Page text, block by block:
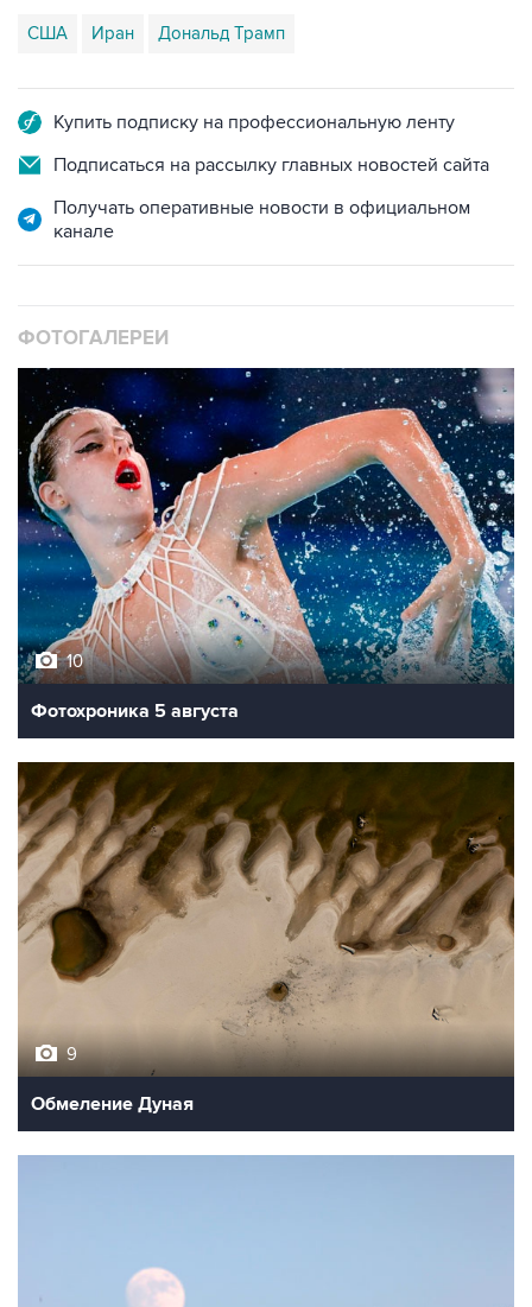
США Иран Дональд Трамп
Купить подписку на профессиональную ленту
Подписаться на рассылку главных новостей сайта
Получать оперативные новости в официальном
канале
ФОТОГАЛЕРЕИ
10
Фотохроника 5 августа
9
Обмеление Дуная